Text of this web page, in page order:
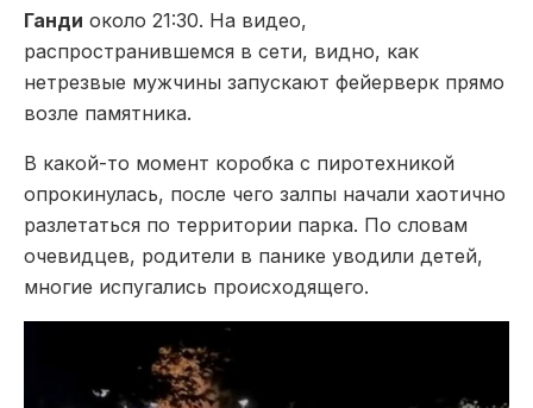
Ганди около 21:30. На видео,
распространившемся в сети, видно, как
нетрезвые мужчины запускают фейерверк прямо
возле памятника.
В какой-то момент коробка с пиротехникой
опрокинулась, после чего залпы начали хаотично
разлетаться по территории парка. По словам
очевидцев, родители в панике уводили детей,
многие испугались происходящего.